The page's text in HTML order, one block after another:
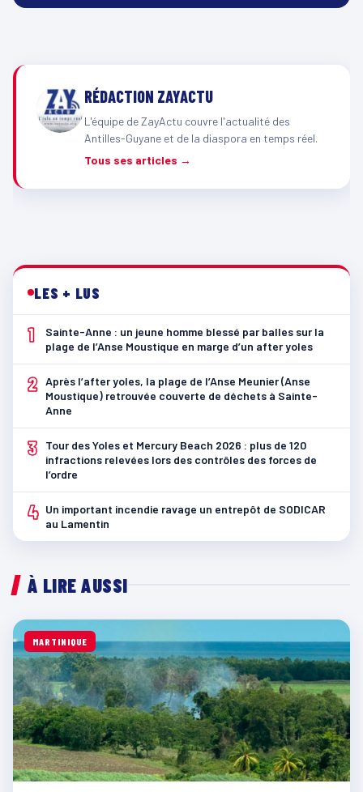
RÉDACTION ZAYACTU
L'équipe de ZayActu couvre l'actualité des
Antilles-Guyane et de la diaspora en temps réel.
Tous ses articles →
LES + LUS
1
Sainte-Anne : un jeune homme blessé par balles sur la
plage de l’Anse Moustique en marge d’un after yoles
2 Après l’after yoles, la plage de l’Anse Meunier (Anse
Moustique) retrouvée couverte de déchets à Sainte-
Anne
3
Tour des Yoles et Mercury Beach 2026 : plus de 120
infractions relevées lors des contrôles des forces de
l’ordre
4 Un important incendie ravage un entrepôt de SODICAR
au Lamentin
À LIRE AUSSI
MARTINIQUE